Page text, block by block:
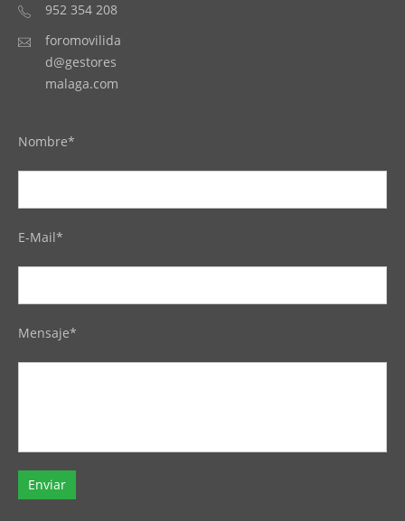
952 354 208
foromovilida
d@gestores
malaga.com
Nombre*
E-Mail*
Mensaje*